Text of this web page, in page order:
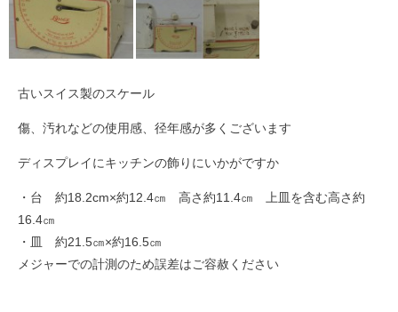
古いスイス製のスケール
傷、汚れなどの使用感、径年感が多くございます
ディスプレイにキッチンの飾りにいかがですか
・台 約18.2cm×約12.4㎝ 高さ約11.4㎝ 上皿を含む高さ約
16.4㎝
・皿 約21.5㎝×約16.5㎝
メジャーでの計測のため誤差はご容赦ください